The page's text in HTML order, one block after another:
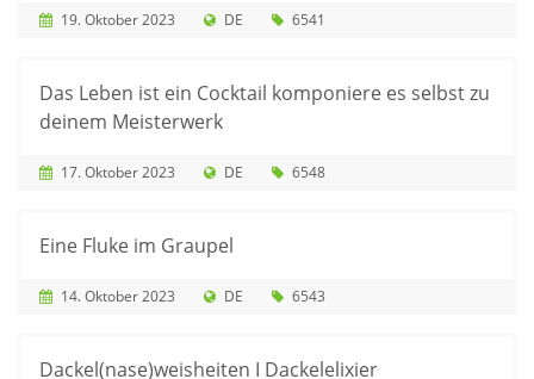
19. Oktober 2023 DE 6541
Das Leben ist ein Cocktail komponiere es selbst zu
deinem Meisterwerk
17. Oktober 2023 DE 6548
Eine Fluke im Graupel
14. Oktober 2023 DE 6543
Dackel(nase)weisheiten I Dackelelixier